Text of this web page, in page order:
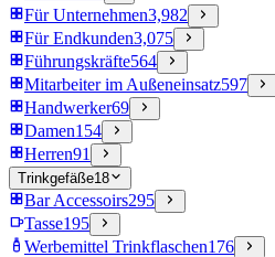
Für Unternehmen3,982
Für Endkunden3,075
Führungskräfte564
Mitarbeiter im Außeneinsatz597
Handwerker69
Damen154
Herren91
Trinkgefäße18
Bar Accessoirs295
Tasse195
Werbemittel Trinkflaschen176